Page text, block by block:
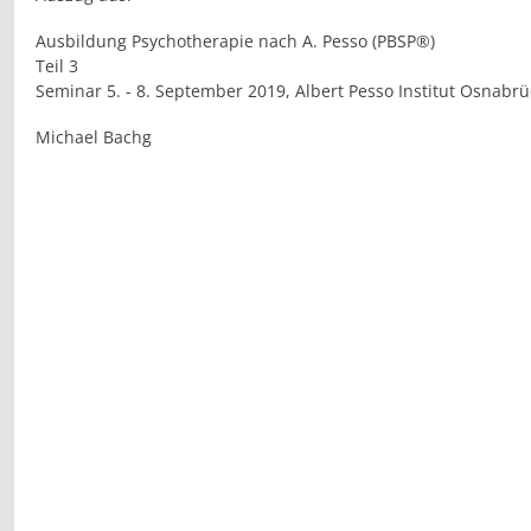
Ausbildung Psychotherapie nach A. Pesso (PBSP®)
Teil 3
Seminar 5. - 8. September 2019, Albert Pesso Institut
Michael Bachg